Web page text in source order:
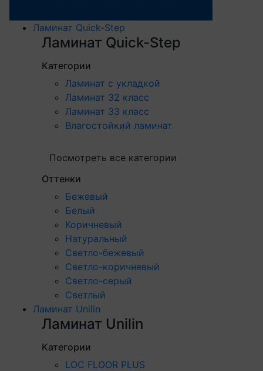
Ламинат Quick-Step
Ламинат Quick-Step
Категории
Ламинат с укладкой
Ламинат 32 класс
Ламинат 33 класс
Влагостойкий ламинат
Посмотреть все категории
Оттенки
Бежевый
Белый
Коричневый
Натуральный
Светло-бежевый
Светло-коричневый
Светло-серый
Светлый
Ламинат Unilin
Ламинат Unilin
Категории
LOC FLOOR PLUS